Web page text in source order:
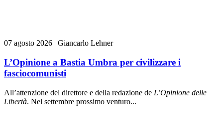
07 agosto 2026 | Giancarlo Lehner
L’Opinione a Bastia Umbra per civilizzare i
fasciocomunisti
All’attenzione del direttore e della redazione de L’Opinione delle
Libertà. Nel settembre prossimo venturo...